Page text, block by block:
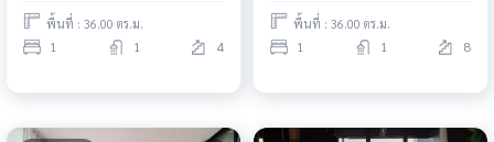
พร้อมผู้เช่า) PYN302
พื้นที่ : 36.00 ตร.ม.
1 1 4
พร้อมผู้เช่า) PYN301
พื้นที่ : 36.00 ตร.ม.
1 1 8